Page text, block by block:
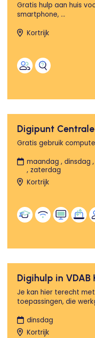
Gratis hulp aan huis
smartphone, ...
Kortrijk
Digipunt
Gratis gebruik
maandag , dinsdag
, zaterdag
Kortrijk
Digihulp in VDAB
Je kan hier terecht
toepassingen, die
dinsdag
Kortrijk